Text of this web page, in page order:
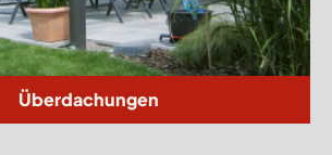
Überdachungen